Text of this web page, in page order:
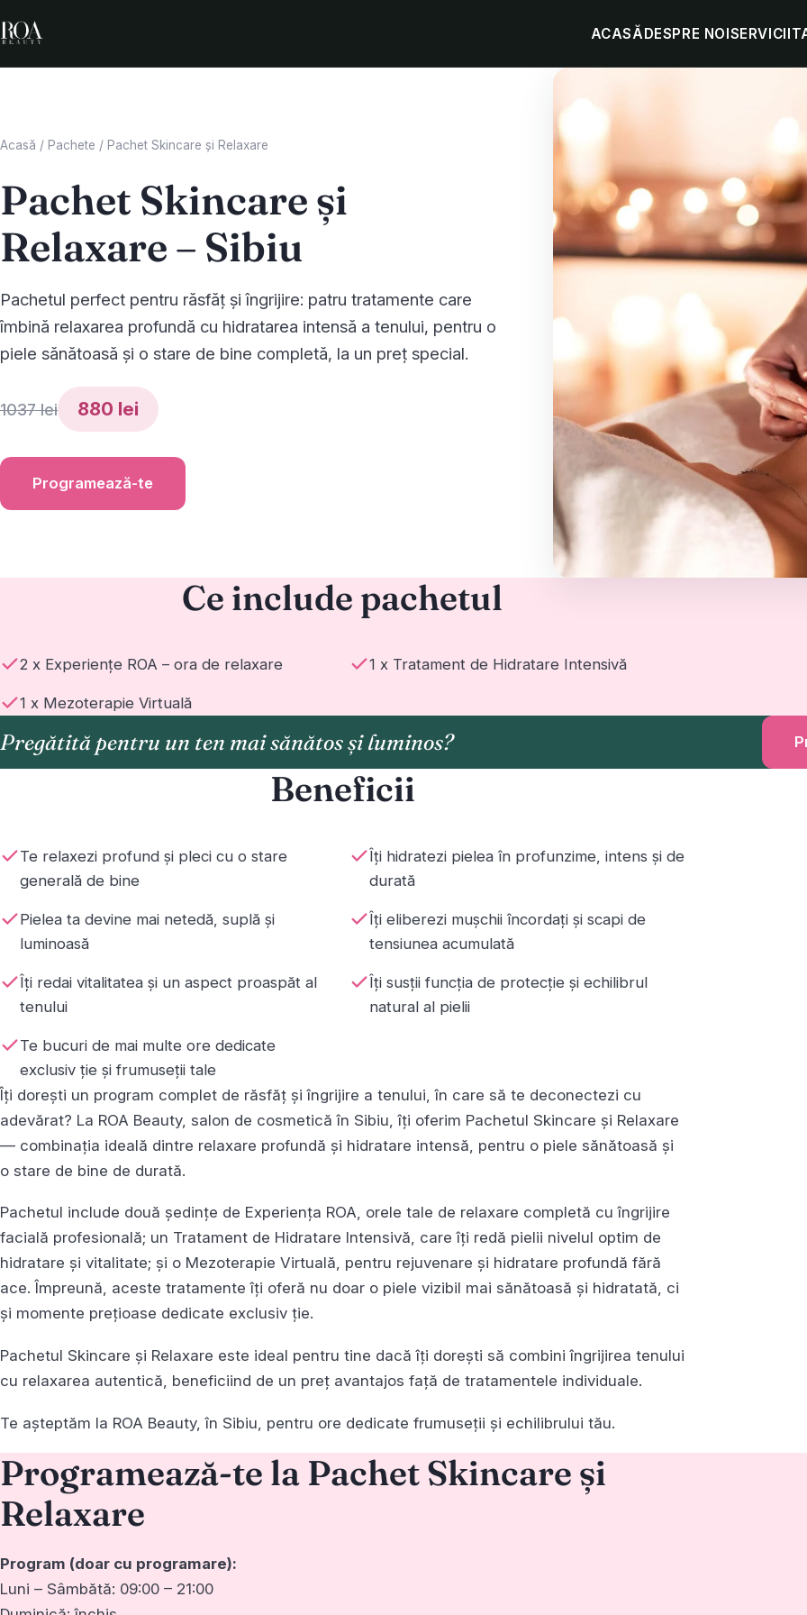
ACASĂDESPRE NOISERVICII
Acasă / Pachete / Pachet Skincare și Relaxare
Pachet Skincare și
Relaxare – Sibiu
Pachetul perfect pentru răsfăț și îngrijire: patru tratamente care
îmbină relaxarea profundă cu hidratarea intensă a tenului, pentru o
piele sănătoasă și o stare de bine completă, la un preț special.
1037 lei 880 lei
Programează-te
Ce include pachetul
2 x Experiențe ROA – ora de relaxare 1 x Tratament de Hidratare Intensivă
1 x Mezoterapie Virtuală
Pregătită pentru un ten mai sănătos și luminos?
Beneficii
Te relaxezi profund și pleci cu o stare
generală de bine
Îți hidratezi pielea în profunzime, intens și de
durată
Pielea ta devine mai netedă, suplă și
luminoasă
Îți eliberezi mușchii încordați și scapi de
tensiunea acumulată
Îți redai vitalitatea și un aspect proaspăt al
tenului
Îți susții funcția de protecție și echilibrul
natural al pielii
Te bucuri de mai multe ore dedicate
exclusiv ție și frumuseții tale
Îți dorești un program complet de răsfăț și îngrijire a tenului, în care să te deconectezi cu
adevărat? La ROA Beauty, salon de cosmetică în Sibiu, îți oferim Pachetul Skincare și Relaxare
— combinația ideală dintre relaxare profundă și hidratare intensă, pentru o piele sănătoasă și
o stare de bine de durată.
Pachetul include două ședințe de Experiența ROA, orele tale de relaxare completă cu îngrijire
facială profesională; un Tratament de Hidratare Intensivă, care îți redă pielii nivelul optim de
hidratare și vitalitate; și o Mezoterapie Virtuală, pentru rejuvenare și hidratare profundă fără
ace. Împreună, aceste tratamente îți oferă nu doar o piele vizibil mai sănătoasă și hidratată, ci
și momente prețioase dedicate exclusiv ție.
Pachetul Skincare și Relaxare este ideal pentru tine dacă îți dorești să combini îngrijirea tenului
cu relaxarea autentică, beneficiind de un preț avantajos față de tratamentele individuale.
Te așteptăm la ROA Beauty, în Sibiu, pentru ore dedicate frumuseții și echilibrului tău.
Programează-te la Pachet Skincare și
Relaxare
Program (doar cu programare):
Luni – Sâmbătă: 09:00 – 21:00